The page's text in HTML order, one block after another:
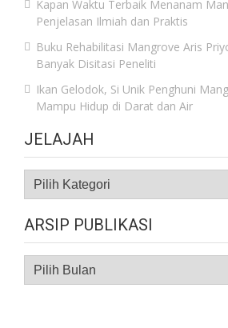
Kapan Waktu Terbaik Menanam
Penjelasan Ilmiah dan Praktis
Buku Rehabilitasi Mangrove Aris
Banyak Disitasi Peneliti
Ikan Gelodok, Si Unik Penghuni
Mampu Hidup di Darat dan Air
JELAJAH
JELAJAH
ARSIP PUBLIKASI
PUBLIKASI